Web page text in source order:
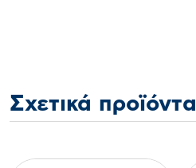
Σχετικά προϊόντα